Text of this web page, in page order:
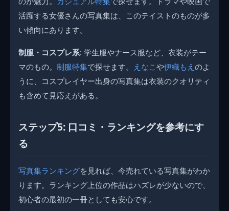
活躍する女優さんの写真集は、このテイストのものが多
い傾向にあります。
制服・コスプレ系: 学生服やナース服など、衣装がテー
マのもの。 制服特集で探せます。 えなこや伊織もえ のよ
うに、コスプレイヤー出身の写真集は衣装のクオリティ
も含めて見応えがある。
ステップ5: 口コミ・ランキングを参考にす
る
写真集ランキングを見れば、今売れている写真集がわか
ります。ランキング上位の作品はハズレが少ないので、
初心者の最初の一冊としても安心です。